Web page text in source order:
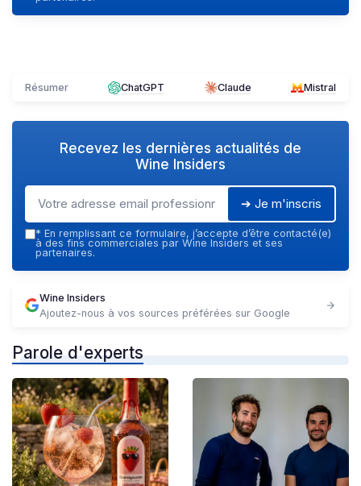
Résumer ChatGPT Claude Mistral
Recevez les dernières actualités de
Wine Insiders
➔ Je m'inscris
* En remplissant ce formulaire, j’accepte d’être contacté(e)
à des fins commerciales par Wine Insiders et ses
partenaires.
Wine Insiders
Ajoutez-nous à vos sources préférées sur Google
Parole d'experts